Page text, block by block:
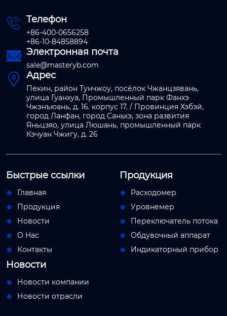
 Телефон
+86-400-0656258
+86-10-84858894
 Электронная почта
sale@masteryb.com
 Адрес
Пекин, район Тунчжоу, посёлок Чжанцзявань,
улица Гуанхуа, Промышленный парк Фанхэ
Чжэнъюань, д. 16. корпус 17. / Провинция Хэбэй,
город Ланфан, город Саньхэ, зона развития
Яньцзяо, улица Люшань, промышленный парк
Кэчуан Чжигу, д. 26
Быстрые ссылки
 Главная
 Продукция
 Новости
 О Hас
 Контакты
Продукция
 Расходомер
 Уровнемер
 Переключатель потока
 Обдувочный аппарат
 Индикаторный прибор
Новости
 Новости компании
 Новости отрасли